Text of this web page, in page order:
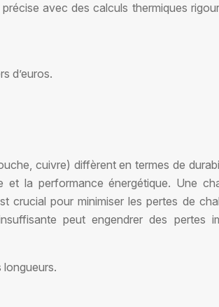
avec des calculs thermiques
d’euros.
cuivre) diffèrent en termes de
et la performance énergétique. Une
crucial pour minimiser les pertes de
peut engendrer des pertes